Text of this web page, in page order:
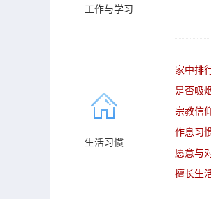
工作与学习
生活习惯
家中排
是否吸
宗教信
作息习
愿意与
擅长生